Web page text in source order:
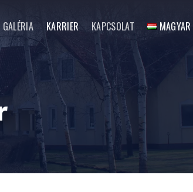
GALÉRIA KARRIER KAPCSOLAT MAGYAR